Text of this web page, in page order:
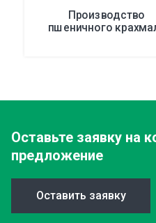
Производство
пшеничного
Оставьте заявку на
предложение
Оставить заявку